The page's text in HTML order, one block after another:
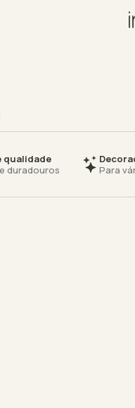
qualidade
duradouros
Para